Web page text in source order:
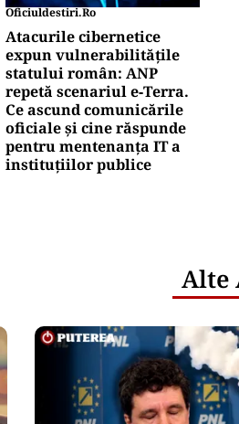
Oficiuldestiri.ro
Atacurile cibernetice
expun vulnerabilitățile
statului român: ANP
repetă scenariul e‑Terra.
Ce ascund comunicările
oficiale și cine răspunde
pentru mentenanța IT a
instituțiilor publice
Alte